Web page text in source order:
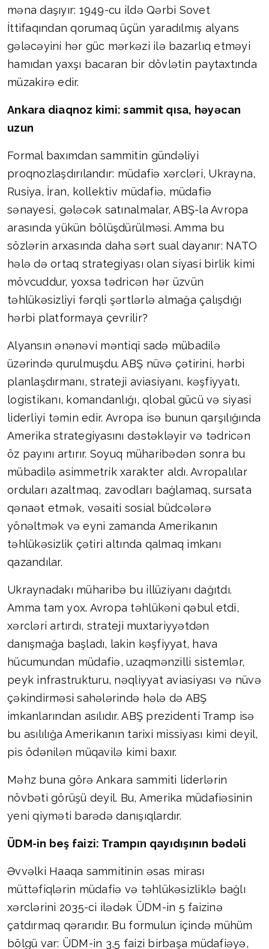
məna daşıyır: 1949-cu ildə Qərbi Sovet
İttifaqından qorumaq üçün yaradılmış alyans
gələcəyini hər güc mərkəzi ilə bazarlıq etməyi
hamıdan yaxşı bacaran bir dövlətin paytaxtında
müzakirə edir.
Ankara diaqnoz kimi: sammit qısa, həyəcan
uzun
Formal baxımdan sammitin gündəliyi
proqnozlaşdırılandır: müdafiə xərcləri, Ukrayna,
Rusiya, İran, kollektiv müdafiə, müdafiə
sənayesi, gələcək satınalmalar, ABŞ-la Avropa
arasında yükün bölüşdürülməsi. Amma bu
sözlərin arxasında daha sərt sual dayanır: NATO
hələ də ortaq strategiyası olan siyasi birlik kimi
mövcuddur, yoxsa tədricən hər üzvün
təhlükəsizliyi fərqli şərtlərlə almağa çalışdığı
hərbi platformaya çevrilir?
Alyansın ənənəvi məntiqi sadə mübadilə
üzərində qurulmuşdu. ABŞ nüvə çətirini, hərbi
planlaşdırmanı, strateji aviasiyanı, kəşfiyyatı,
logistikanı, komandanlığı, qlobal gücü və siyasi
liderliyi təmin edir. Avropa isə bunun qarşılığında
Amerika strategiyasını dəstəkləyir və tədricən
öz payını artırır. Soyuq müharibədən sonra bu
mübadilə asimmetrik xarakter aldı. Avropalılar
orduları azaltmaq, zavodları bağlamaq, sursata
qənaət etmək, vəsaiti sosial büdcələrə
yönəltmək və eyni zamanda Amerikanın
təhlükəsizlik çətiri altında qalmaq imkanı
qazandılar.
Ukraynadakı müharibə bu illüziyanı dağıtdı.
Amma tam yox. Avropa təhlükəni qəbul etdi,
xərcləri artırdı, strateji muxtariyyətdən
danışmağa başladı, lakin kəşfiyyat, hava
hücumundan müdafiə, uzaqmənzilli sistemlər,
peyk infrastrukturu, nəqliyyat aviasiyası və nüvə
çəkindirməsi sahələrində hələ də ABŞ
imkanlarından asılıdır. ABŞ prezidenti Tramp isə
bu asılılığa Amerikanın tarixi missiyası kimi deyil,
pis ödənilən müqavilə kimi baxır.
Məhz buna görə Ankara sammiti liderlərin
növbəti görüşü deyil. Bu, Amerika müdafiəsinin
yeni qiyməti barədə danışıqlardır.
ÜDM-in beş faizi: Trampın qayıdışının bədəli
Əvvəlki Haaqa sammitinin əsas mirası
müttəfiqlərin müdafiə və təhlükəsizliklə bağlı
xərclərini 2035-ci ilədək ÜDM-in 5 faizinə
çatdırmaq qərarıdır. Bu formulun içində mühüm
bölgü var: ÜDM-in 3,5 faizi birbaşa müdafiəyə,